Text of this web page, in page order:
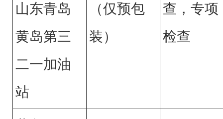
山东青岛
黄岛第三
二一加油
站
（仅预包
装）
查，专项
检查